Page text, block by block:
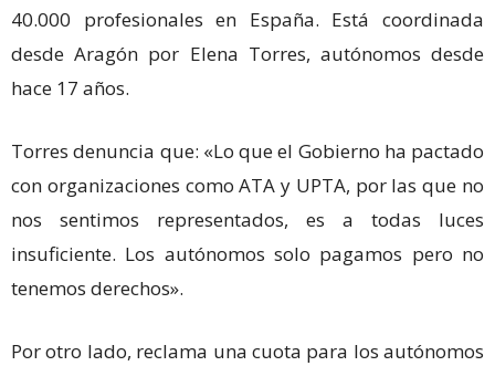
40.000 profesionales en España. Está coordinada
desde Aragón por Elena Torres, autónomos desde
hace 17 años.
Torres denuncia que: «Lo que el Gobierno ha pactado
con organizaciones como ATA y UPTA, por las que no
nos sentimos representados, es a todas luces
insuficiente. Los autónomos solo pagamos pero no
tenemos derechos».
Por otro lado, reclama una cuota para los autónomos